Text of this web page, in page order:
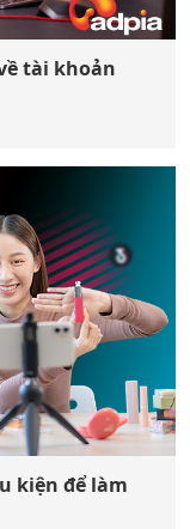
tài khoản
kiện để làm